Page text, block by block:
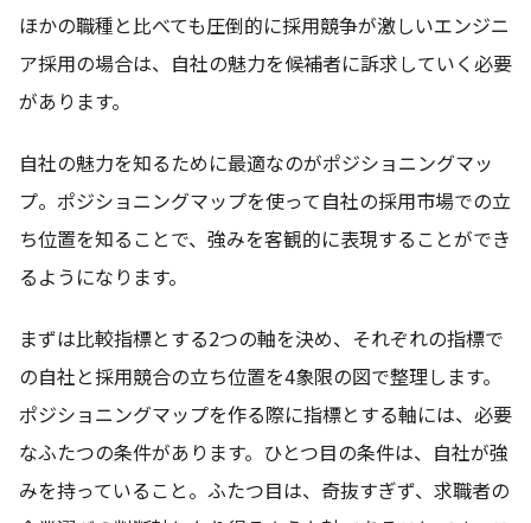
ほかの職種と比べても圧倒的に採用競争が激しいエンジニ
ア採用の場合は、自社の魅力を候補者に訴求していく必要
があります。
自社の魅力を知るために最適なのがポジショニングマッ
プ。ポジショニングマップを使って自社の採用市場での立
ち位置を知ることで、強みを客観的に表現することができ
るようになります。
まずは比較指標とする2つの軸を決め、それぞれの指標で
の自社と採用競合の立ち位置を4象限の図で整理します。
ポジショニングマップを作る際に指標とする軸には、必要
なふたつの条件があります。ひとつ目の条件は、自社が強
みを持っていること。ふたつ目は、奇抜すぎず、求職者の